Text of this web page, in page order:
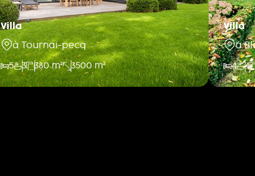
Villa
à Tournai-pecq
5 3 380 m² 3500 m²
Villa
à
4 4